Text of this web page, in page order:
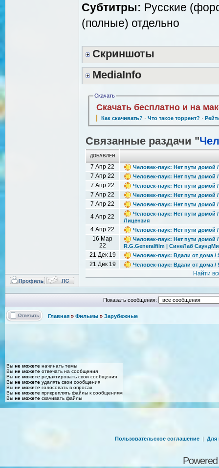
Субтитры: Русские
(полные) отдельно
Скриншоты
MediaInfo
Скачать
Скачать бесплатно и на
Как скачивать? · Что такое торрент? ·
Связанные раздачи "
ДОБАВЛЕН
7 Апр 22 Человек-паук: Нет пути домой
7 Апр 22 Человек-паук: Нет пути домой
7 Апр 22 Человек-паук: Нет пути домой
7 Апр 22 Человек-паук: Нет пути домой
7 Апр 22 Человек-паук: Нет пути домой
4 Апр 22
Человек-паук: Нет пути домой
Лицензия
4 Апр 22 Человек-паук: Нет пути домой
16 Мар
22
Человек-паук: Нет пути домой
R.G.Generalfilm | СинеЛаб
21 Дек 19 Человек-паук: Вдали от дома /
21 Дек 19 Человек-паук: Вдали от дома /
Найти
Показать сообщения:
Главная » Фильмы » Зарубежные
Вы не можете начинать темы
Вы не можете отвечать на сообщения
Вы не можете редактировать свои сообщения
Вы не можете удалять свои сообщения
Вы не можете голосовать в опросах
Вы не можете прикреплять файлы к сообщениям
Вы не можете скачивать файлы
Пользовательское соглашение | Для